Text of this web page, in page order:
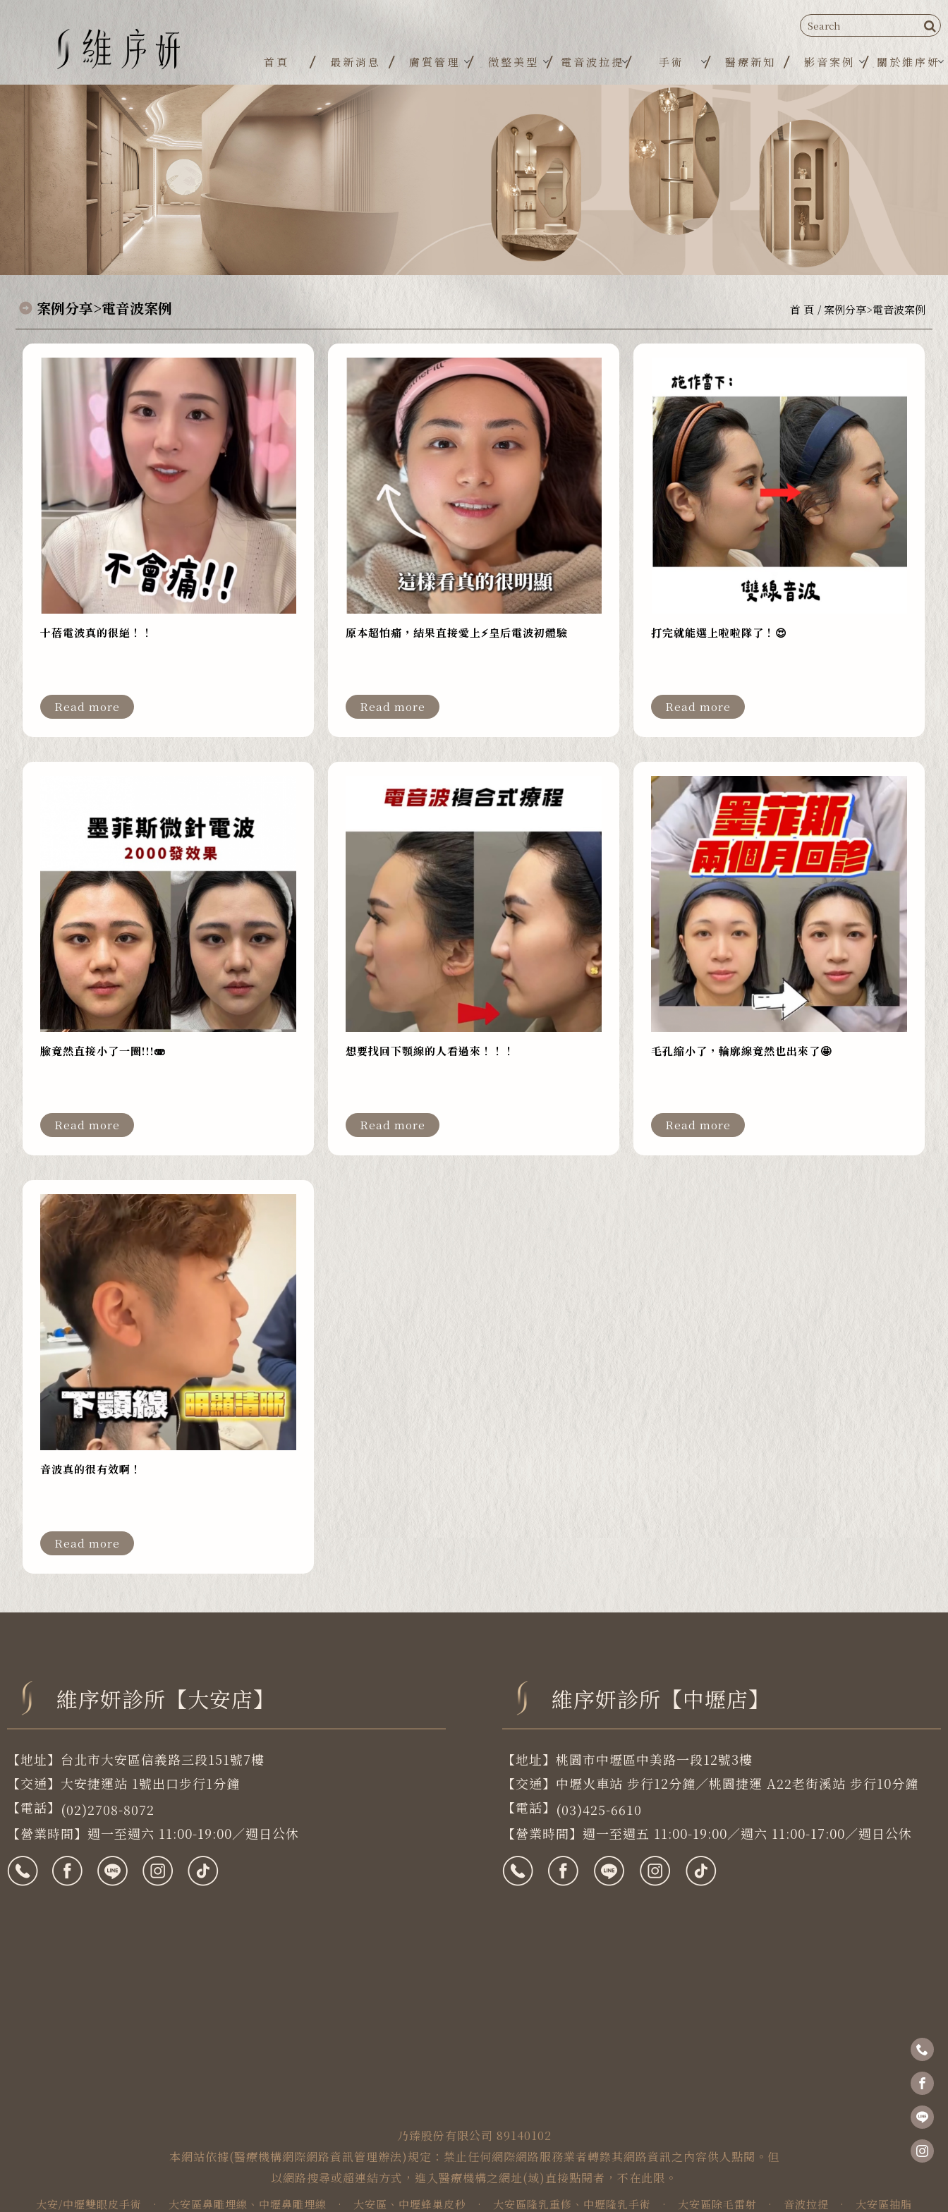
首頁 最新消息 膚質管理 微整美型 電音波拉提 手術 醫療新知 影音案例 關於維序妍
案例分享>電音波案例 首 頁 案例分享>電音波案例
十蓓電波真的很絕！！
Read more
原本超怕痛，結果直接愛上⚡️皇后電波初體驗
Read more
打完就能選上啦啦隊了！😍
Read more
臉竟然直接小了一圈!!!🫨
Read more
想要找回下顎線的人看過來！！！
Read more
毛孔縮小了，輪廓線竟然也出來了🤩
Read more
音波真的很有效啊！
Read more
維序妍診所【大安店】
【地址】台北市大安區信義路三段151號7樓
【交通】大安捷運站 1號出口步行1分鐘
【電話】 (02)2708-8072
【營業時間】週一至週六 11:00-19:00／週日公休
維序妍診所【中壢店】
【地址】桃園市中壢區中美路一段12號3樓
【交通】中壢火車站 步行12分鐘／桃園捷運 A22老街溪站 步行10分鐘
【電話】 (03)425-6610
【營業時間】週一至週五 11:00-19:00／週六 11:00-17:00／週日公休
乃臻股份有限公司 89140102
本網站依據(醫療機構網際網路資訊管理辦法)規定：禁止任何網際網路服務業者轉錄其網路資訊之內容供人點閱。但
以網路搜尋或超連結方式，進入醫療機構之網址(域)直接點閱者，不在此限。
大安/中壢雙眼皮手術 · 大安區鼻雕埋線、中壢鼻雕埋線 · 大安區、中壢蜂巢皮秒 · 大安區隆乳重修、中壢隆乳手術 · 大安區除毛雷射 · 音波拉提 · 大安區抽脂